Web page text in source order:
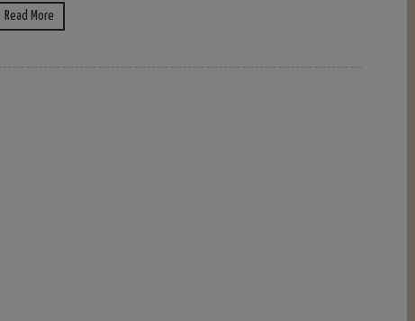
Read More